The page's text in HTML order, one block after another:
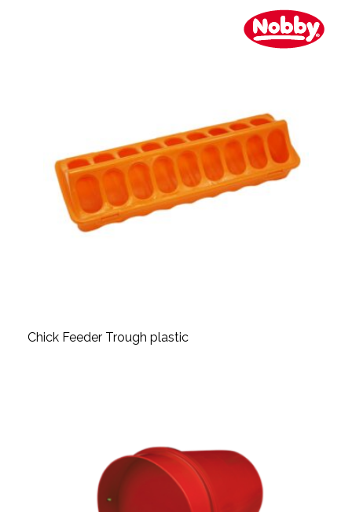
Chick Feeder Trough plastic